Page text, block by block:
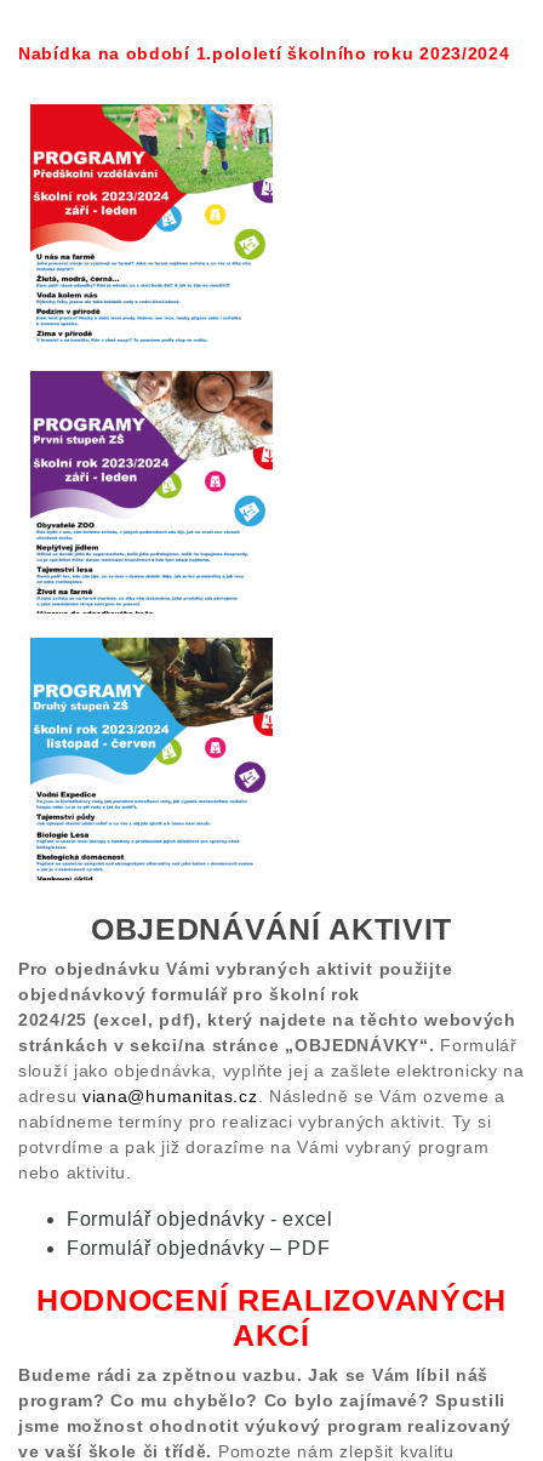
Nabídka na období 1.pololetí školního roku 2023/2024
OBJEDNÁVÁNÍ AKTIVIT
Pro objednávku Vámi vybraných aktivit použijte
objednávkový formulář pro školní rok
2024/25 (excel, pdf), který najdete na těchto webových
stránkách v sekci/na stránce „OBJEDNÁVKY“. Formulář
slouží jako objednávka, vyplňte jej a zašlete elektronicky na
adresu viana@humanitas.cz . Následně se Vám ozveme a
nabídneme termíny pro realizaci vybraných aktivit. Ty si
potvrdíme a pak již dorazíme na Vámi vybraný program
nebo aktivitu.
Formulář objednávky - excel
Formulář objednávky – PDF
HODNOCENÍ REALIZOVANÝCH
AKCÍ
Budeme rádi za zpětnou vazbu. Jak se Vám líbil náš
program? Co mu chybělo? Co bylo zajímavé? Spustili
jsme možnost ohodnotit výukový program realizovaný
ve vaší škole či třídě. Pomozte nám zlepšit kvalitu